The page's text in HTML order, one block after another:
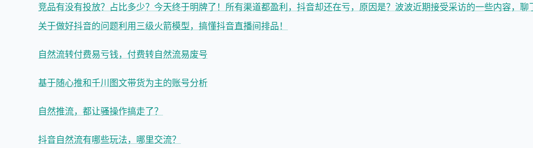
竞品有没有投放？占比多少？今天终于明牌了！ 所有渠道都盈利，抖音却还在亏，原因是？ 波波近期接受采访的一些内容，聊
关于做好抖音的问题利用三级火箭模型，搞懂抖音直播间排品！
自然流转付费易亏钱，付费转自然流易废号
基于随心推和千川图文带货为主的账号分析
自然推流，都让骚操作搞走了？
抖音自然流有哪些玩法，哪里交流？